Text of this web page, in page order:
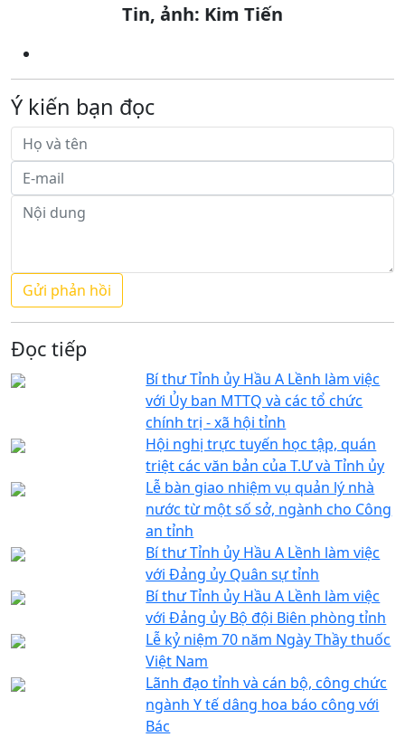
Tin, ảnh: Kim Tiến
Ý kiến bạn đọc
Đọc tiếp
Bí thư Tỉnh ủy Hầu A Lềnh làm việc
với Ủy ban MTTQ và các tổ chức
chính trị - xã hội tỉnh
Hội nghị trực tuyến học tập, quán
triệt các văn bản của T.Ư và Tỉnh ủy
Lễ bàn giao nhiệm vụ quản lý nhà
nước từ một số sở, ngành cho Công
an tỉnh
Bí thư Tỉnh ủy Hầu A Lềnh làm việc
với Đảng ủy Quân sự tỉnh
Bí thư Tỉnh ủy Hầu A Lềnh làm việc
với Đảng ủy Bộ đội Biên phòng tỉnh
Lễ kỷ niệm 70 năm Ngày Thầy thuốc
Việt Nam
Lãnh đạo tỉnh và cán bộ, công chức
ngành Y tế dâng hoa báo công với
Bác